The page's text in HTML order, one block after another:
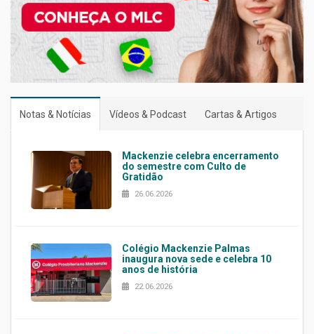
Notas & Notícias Vídeos & Podcast Cartas & Artigos
Mackenzie celebra encerramento
do semestre com Culto de
Gratidão
26.06.2026
Colégio Mackenzie Palmas
inaugura nova sede e celebra 10
anos de história
22.06.2026